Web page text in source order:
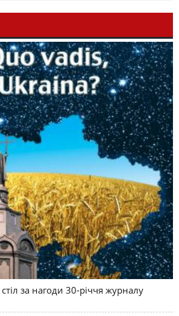
за нагоди 30-річчя журналу